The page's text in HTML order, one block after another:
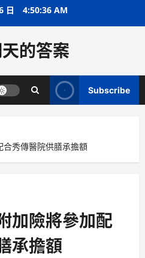
日 4:50:37 AM
的答案
Subscribe
秀傳醫院供膳承擔額
加險將參加配
承擔額